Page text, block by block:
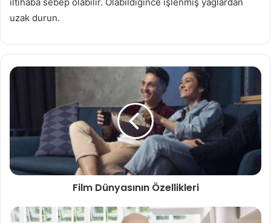
uzak durun.
Film Dünyasının Özellikleri